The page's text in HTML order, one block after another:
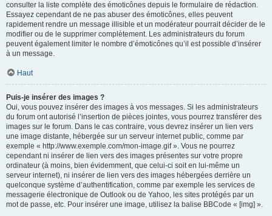
consulter la liste complète des émoticônes depuis le formulaire de rédaction.
Essayez cependant de ne pas abuser des émoticônes, elles peuvent
rapidement rendre un message illisible et un modérateur pourrait décider de le
modifier ou de le supprimer complètement. Les administrateurs du forum
peuvent également limiter le nombre d’émoticônes qu’il est possible d’insérer
à un message.
Haut
Puis-je insérer des images ?
Oui, vous pouvez insérer des images à vos messages. Si les administrateurs
du forum ont autorisé l’insertion de pièces jointes, vous pourrez transférer des
images sur le forum. Dans le cas contraire, vous devrez insérer un lien vers
une image distante, hébergée sur un serveur internet public, comme par
exemple « http://www.exemple.com/mon-image.gif ». Vous ne pourrez
cependant ni insérer de lien vers des images présentes sur votre propre
ordinateur (à moins, bien évidemment, que celui-ci soit en lui-même un
serveur internet), ni insérer de lien vers des images hébergées derrière un
quelconque système d’authentification, comme par exemple les services de
messagerie électronique de Outlook ou de Yahoo, les sites protégés par un
mot de passe, etc. Pour insérer une image, utilisez la balise BBCode « [img] ».